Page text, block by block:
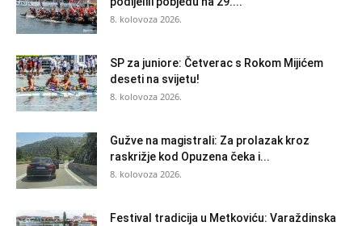
8. kolovoza 2026.
SP za juniore: Četverac s Rokom Mijićem
deseti na svijetu!
8. kolovoza 2026.
Gužve na magistrali: Za prolazak kroz
raskrižje kod Opuzena čeka i...
8. kolovoza 2026.
Festival tradicija u Metkoviću: Varaždinska